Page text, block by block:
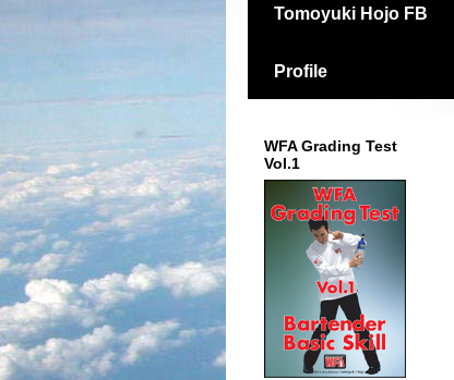
Tomoyuki Hojo FB
Profile
WFA Grading Test
Vol.1